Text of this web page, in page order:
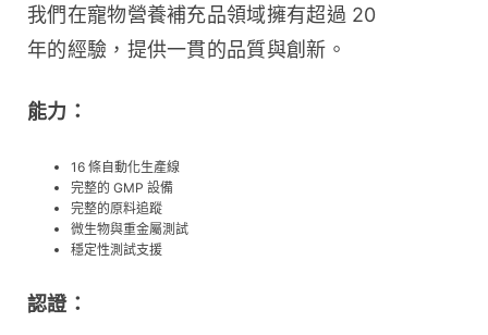
我們在寵物營養補充品領域擁有超過 20
年的經驗，提供一貫的品質與創新。
能力：
16 條自動化生產線
完整的 GMP 設備
完整的原料追蹤
微生物與重金屬測試
穩定性測試支援
認證：